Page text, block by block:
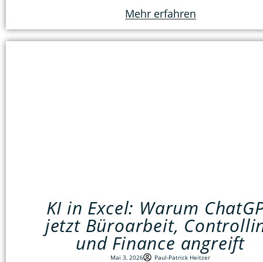
Mehr erfahren
KI in Excel: Warum
jetzt Büroarbeit,
und Finance angreift
Mai 3, 2026 Paul-Patrick Heitzer